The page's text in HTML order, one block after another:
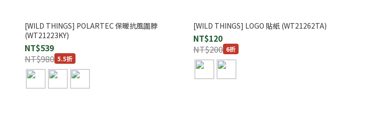
[WILD THINGS] POLARTEC 保暖抗風圍脖
(WT21223KY)
NT$539
NT$980 5.5折
[WILD THINGS] LOGO 貼紙 (WT21262TA)
NT$120
NT$200 6折